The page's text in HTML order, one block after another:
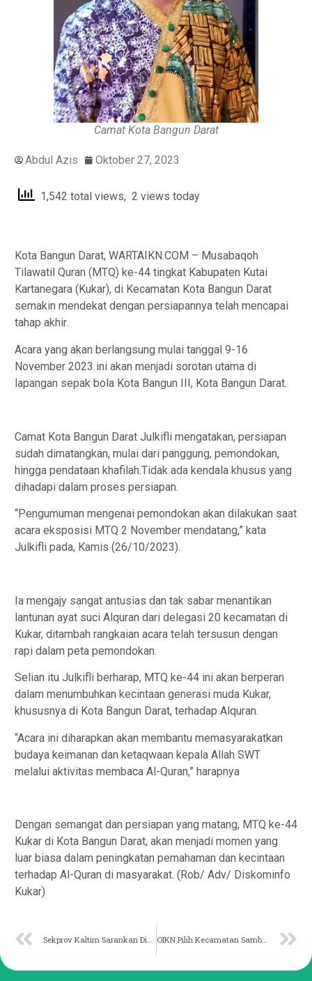
Camat Kota Bangun Darat
Abdul Azis Oktober 27, 2023
1,542 total views, 2 views today
Kota Bangun Darat, WARTAIKN.COM – Musabaqoh
Tilawatil Quran (MTQ) ke-44 tingkat Kabupaten Kutai
Kartanegara (Kukar), di Kecamatan Kota Bangun Darat
semakin mendekat dengan persiapannya telah mencapai
tahap akhir.
Acara yang akan berlangsung mulai tanggal 9-16
November 2023 ini akan menjadi sorotan utama di
lapangan sepak bola Kota Bangun III, Kota Bangun Darat.
Camat Kota Bangun Darat Julkifli mengatakan, persiapan
sudah dimatangkan, mulai dari panggung, pemondokan,
hingga pendataan khafilah.Tidak ada kendala khusus yang
dihadapi dalam proses persiapan.
“Pengumuman mengenai pemondokan akan dilakukan saat
acara eksposisi MTQ 2 November mendatang,” kata
Julkifli pada, Kamis (26/10/2023).
Ia mengajy sangat antusias dan tak sabar menantikan
lantunan ayat suci Alquran dari delegasi 20 kecamatan di
Kukar, ditambah rangkaian acara telah tersusun dengan
rapi dalam peta pemondokan.
Selian itu Julkifli berharap, MTQ ke-44 ini akan berperan
dalam menumbuhkan kecintaan generasi muda Kukar,
khususnya di Kota Bangun Darat, terhadap Alquran.
“Acara ini diharapkan akan membantu memasyarakatkan
budaya keimanan dan ketaqwaan kepala Allah SWT
melalui aktivitas membaca Al-Quran,” harapnya
Dengan semangat dan persiapan yang matang, MTQ ke-44
Kukar di Kota Bangun Darat, akan menjadi momen yang
luar biasa dalam peningkatan pemahaman dan kecintaan
terhadap Al-Quran di masyarakat. (Rob/ Adv/ Diskominfo
Kukar)
Sekprov Kaltim Sarankan Dispora Gandeng Disdikbud untuk Giat Kepemudaan OIKN Pilih Kecamatan Samboja Barat Jadi Lokasi Nusantara AGRIFest 2023